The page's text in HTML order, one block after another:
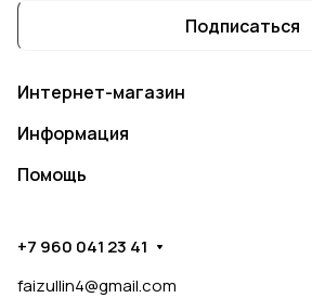
Подписаться
Интернет-магазин
Информация
Помощь
+7 960 041 23 41
faizullin4@gmail.com